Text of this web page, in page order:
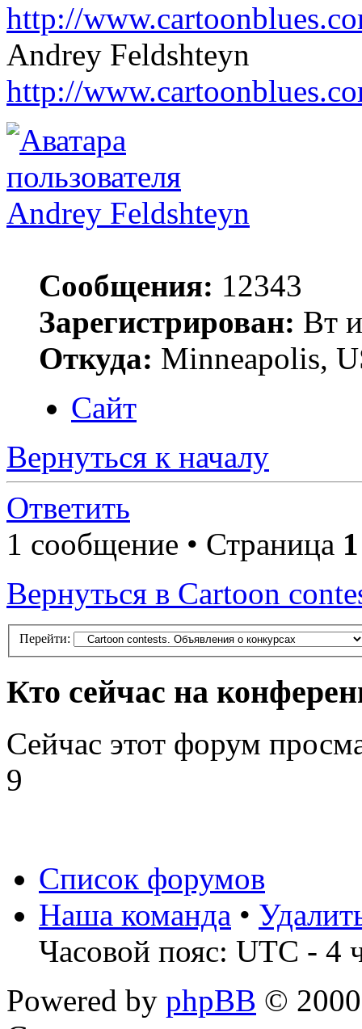
http://
Andrey Feldshteyn
http://
Andrey Feldshteyn
Сообщения: 12343
Зарегистрирован: Вт
Откуда: Minneapolis,
Сайт
Вернуться к началу
Ответить
1 сообщение • Страница 1
Вернуться в Cartoon
Перейти:
Кто сейчас на
Сейчас этот форум
9
Список форумов
Наша команда •
Часовой пояс: UTC - 4
Powered by phpBB ©